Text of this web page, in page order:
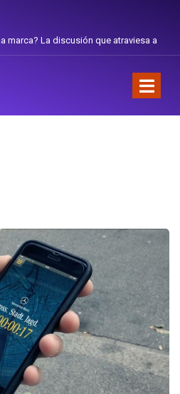
marca? La discusión que atraviesa a